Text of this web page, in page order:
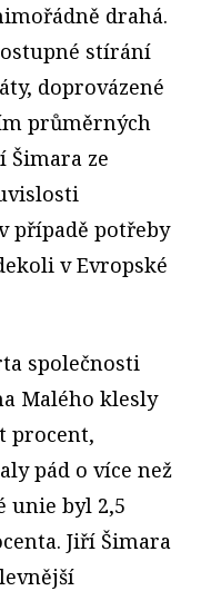
drahá.
stírání
doprovázené
průměrných
Šimara ze
případě potřeby
v Evropské
společnosti
Malého klesly
procent,
pád o více než
unie byl 2,5
Jiří Šimara